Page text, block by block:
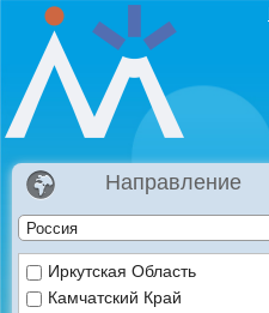
Направление
Иркутская Область
Камчатский Край